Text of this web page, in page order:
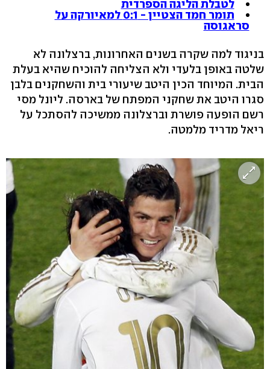
לטבלת הליגה הספרדית
תומר חמד הצטיין - 0:1 למאיורקה על
סראגוסה
בניגוד למה שקרה בשנים האחרונות, ברצלונה לא
שלטה באופן בלעדי ולא הצליחה להוכיח שהיא בעלת
הבית. המיוחד הכין היטב שיעורי בית והשחקנים בלבן
סגרו היטב את שחקני המפתח של בארסה. ליונל מסי
רשם הופעה פושרת וברצלונה ממשיכה להסתכל על
ריאל מדריד מלמטה.